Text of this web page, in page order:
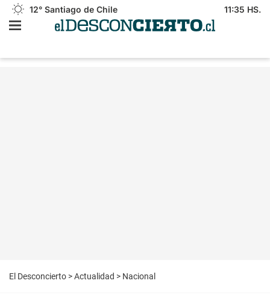
12° Santiago de Chile 11:35 HS.
El Desconcierto >Actualidad > Nacional